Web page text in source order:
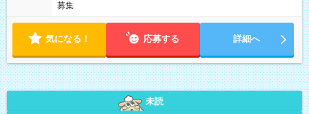
募集
気になる！ 応募する 詳細へ
未読